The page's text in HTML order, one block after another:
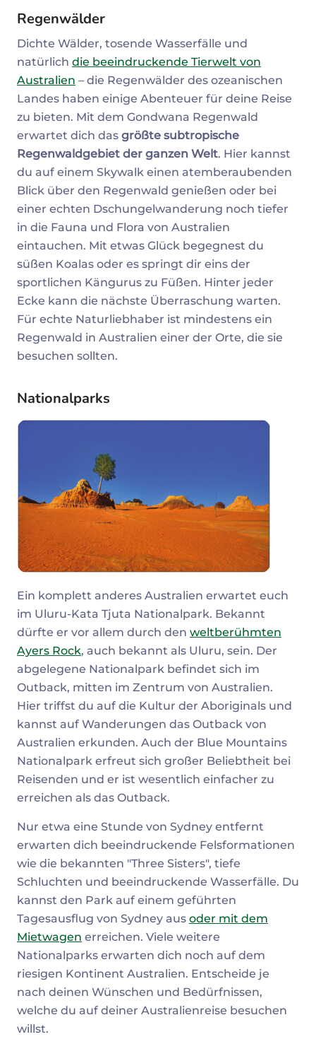
Regenwälder
Dichte Wälder, tosende Wasserfälle und
natürlich die beeindruckende Tierwelt von
Australien – die Regenwälder des ozeanischen
Landes haben einige Abenteuer für deine Reise
zu bieten. Mit dem Gondwana Regenwald
erwartet dich das größte subtropische
Regenwaldgebiet der ganzen Welt. Hier kannst
du auf einem Skywalk einen atemberaubenden
Blick über den Regenwald genießen oder bei
einer echten Dschungelwanderung noch tiefer
in die Fauna und Flora von Australien
eintauchen. Mit etwas Glück begegnest du
süßen Koalas oder es springt dir eins der
sportlichen Kängurus zu Füßen. Hinter jeder
Ecke kann die nächste Überraschung warten.
Für echte Naturliebhaber ist mindestens ein
Regenwald in Australien einer der Orte, die sie
besuchen sollten.
Nationalparks
Ein komplett anderes Australien erwartet euch
im Uluru-Kata Tjuta Nationalpark. Bekannt
dürfte er vor allem durch den weltberühmten
Ayers Rock, auch bekannt als Uluru, sein. Der
abgelegene Nationalpark befindet sich im
Outback, mitten im Zentrum von Australien.
Hier triffst du auf die Kultur der Aboriginals und
kannst auf Wanderungen das Outback von
Australien erkunden. Auch der Blue Mountains
Nationalpark erfreut sich großer Beliebtheit bei
Reisenden und er ist wesentlich einfacher zu
erreichen als das Outback.
Nur etwa eine Stunde von Sydney entfernt
erwarten dich beeindruckende Felsformationen
wie die bekannten "Three Sisters", tiefe
Schluchten und beeindruckende Wasserfälle. Du
kannst den Park auf einem geführten
Tagesausflug von Sydney aus oder mit dem
Mietwagen erreichen. Viele weitere
Nationalparks erwarten dich noch auf dem
riesigen Kontinent Australien. Entscheide je
nach deinen Wünschen und Bedürfnissen,
welche du auf deiner Australienreise besuchen
willst.